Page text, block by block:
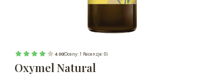
4.00(Oceny: 1 Recenzje: 0)
Oxymel Natural